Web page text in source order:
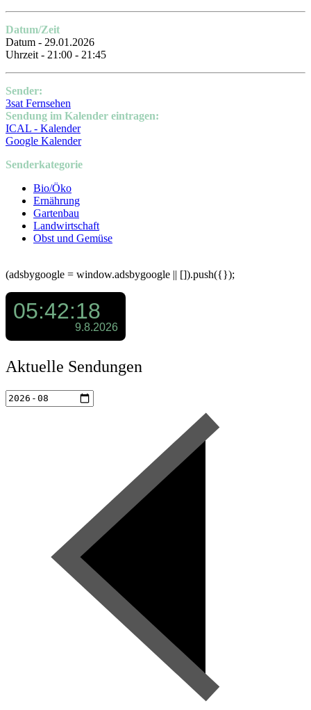
Datum/Zeit
Datum - 29.01.2026
Uhrzeit - 21:00 - 21:45
Sender:
3sat Fernsehen
Sendung im Kalender eintragen:
ICAL - Kalender
Google Kalender
Senderkategorie
Bio/Öko
Ernährung
Gartenbau
Landwirtschaft
Obst und Gemüse
(adsbygoogle = window.adsbygoogle || []).push({});
Aktuelle Sendungen